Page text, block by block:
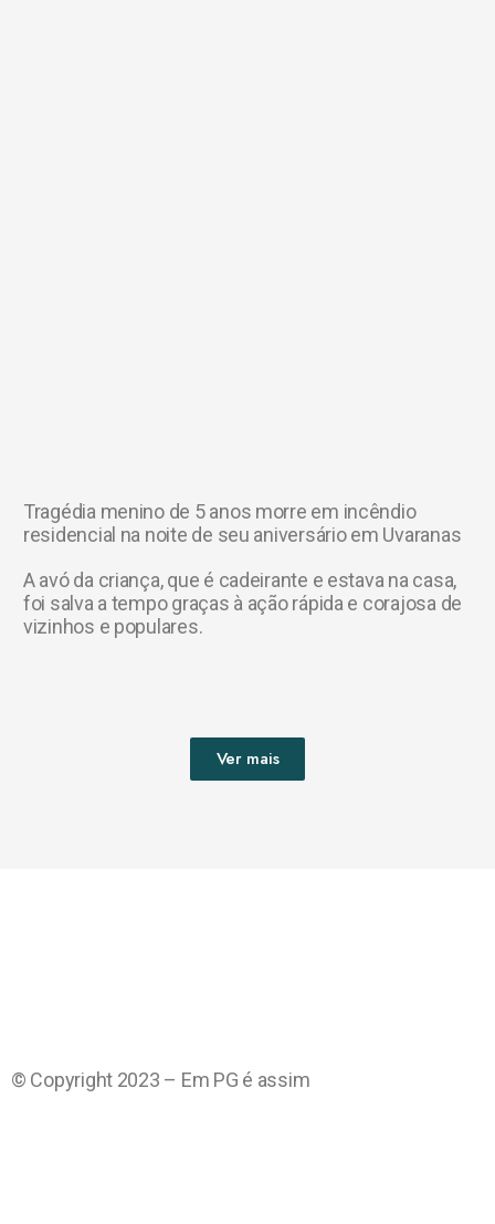
Tragédia menino de 5 anos morre em incêndio
residencial na noite de seu aniversário em Uvaranas
A avó da criança, que é cadeirante e estava na casa,
foi salva a tempo graças à ação rápida e corajosa de
vizinhos e populares.
Ver mais
© Copyright 2023 – Em PG é assim